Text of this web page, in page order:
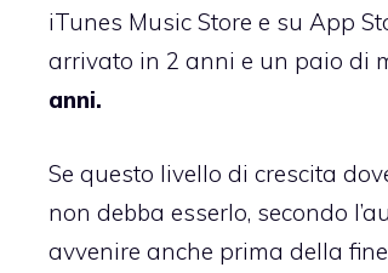
iTunes Music Store e su App
arrivato in 2 anni e un paio di
anni.
Se questo livello di crescita
non debba esserlo, secondo
avvenire anche prima della